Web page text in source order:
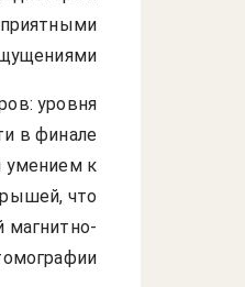
уровня
в финале
умением к
что
магнитно-